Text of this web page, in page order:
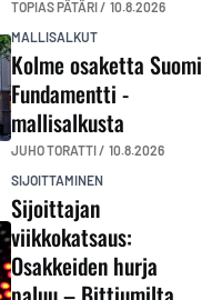
TOPIAS PÄTÄRI / 10.8.2026
MALLISALKUT
Kolme osaketta Suomi
Fundamentti -
mallisalkusta
JUHO TORATTI / 10.8.2026
SIJOITTAMINEN
Sijoittajan
viikkokatsaus:
Osakkeiden hurja